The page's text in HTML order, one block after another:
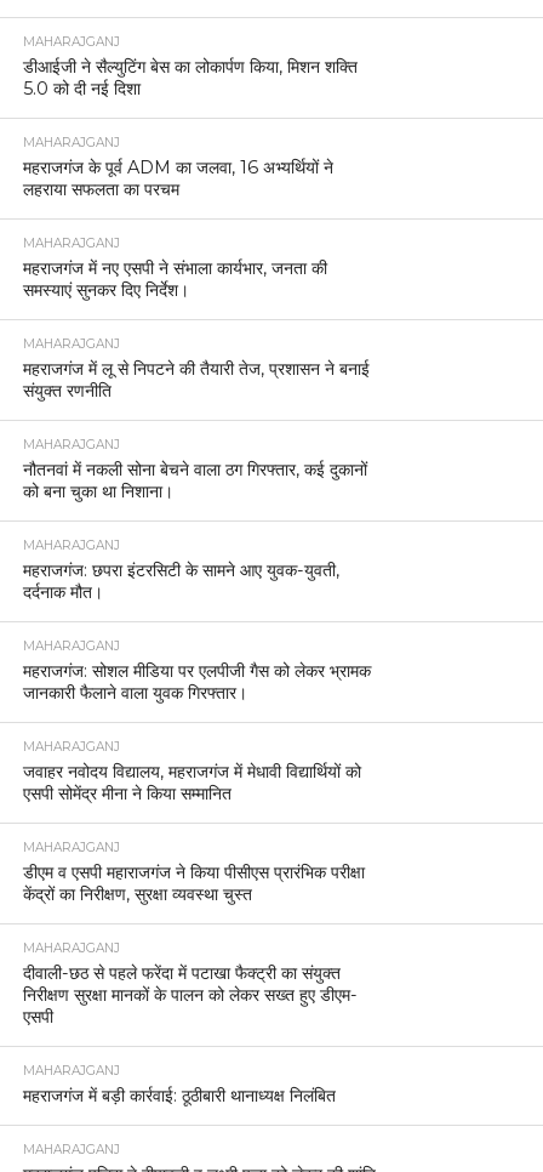
MAHARAJGANJ
डीआईजी ने सैल्युटिंग बेस का लोकार्पण किया, मिशन शक्ति
5.0 को दी नई दिशा
MAHARAJGANJ
महराजगंज के पूर्व ADM का जलवा, 16 अभ्यर्थियों ने
लहराया सफलता का परचम
MAHARAJGANJ
महराजगंज में नए एसपी ने संभाला कार्यभार, जनता की
समस्याएं सुनकर दिए निर्देश।
MAHARAJGANJ
महराजगंज में लू से निपटने की तैयारी तेज, प्रशासन ने बनाई
संयुक्त रणनीति
MAHARAJGANJ
नौतनवां में नकली सोना बेचने वाला ठग गिरफ्तार, कई दुकानों
को बना चुका था निशाना।
MAHARAJGANJ
महराजगंज: छपरा इंटरसिटी के सामने आए युवक-युवती,
दर्दनाक मौत।
MAHARAJGANJ
महराजगंज: सोशल मीडिया पर एलपीजी गैस को लेकर भ्रामक
जानकारी फैलाने वाला युवक गिरफ्तार।
MAHARAJGANJ
जवाहर नवोदय विद्यालय, महराजगंज में मेधावी विद्यार्थियों को
एसपी सोमेंद्र मीना ने किया सम्मानित
MAHARAJGANJ
डीएम व एसपी महाराजगंज ने किया पीसीएस प्रारंभिक परीक्षा
केंद्रों का निरीक्षण, सुरक्षा व्यवस्था चुस्त
MAHARAJGANJ
दीवाली-छठ से पहले फरेंदा में पटाखा फैक्ट्री का संयुक्त
निरीक्षण सुरक्षा मानकों के पालन को लेकर सख्त हुए डीएम-
एसपी
MAHARAJGANJ
महराजगंज में बड़ी कार्रवाई: ठूठीबारी थानाध्यक्ष निलंबित
MAHARAJGANJ